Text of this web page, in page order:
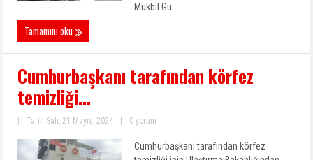
Mukbil Gü ...
Tamamını oku
Cumhurbaşkanı tarafından körfez
temizliği…
| Tarih:Salı, 21 Mayıs, 2024 | 0 yorum
Cumhurbaşkanı tarafından körfez